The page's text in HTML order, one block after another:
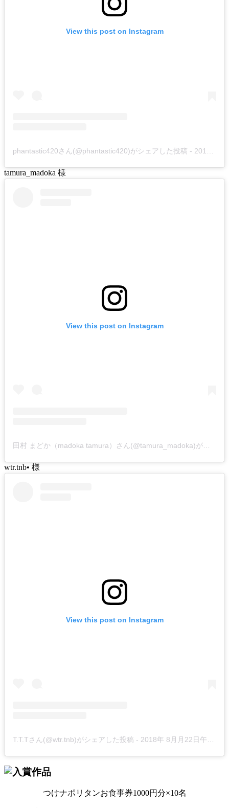
View this post on Instagram
phantastic420さん(@phantastic420)がシェアした投稿 - 2019年 1月月10日午後7時20分PST
tamura_madoka 様
View this post on Instagram
wtr.tnb• 様
View this post on Instagram
T.T.Tさん(@wtr.tnb)がシェアした投稿 - 2018年 8月月22日午後3時04分PDT
つけナポリタンお食事券1000円分×10名